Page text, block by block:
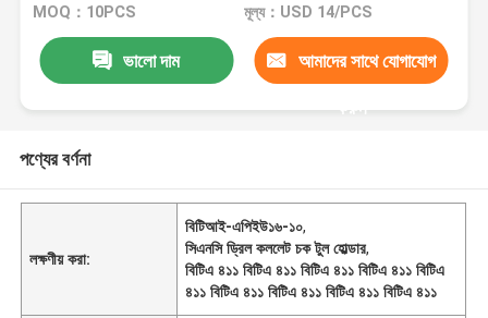
MOQ：10PCS মূল্য：USD 14/PCS
ভালো দাম আমাদের সাথে যোগাযোগ
করুন
পণ্যের বর্ণনা
লক্ষণীয় করা:
বিটিআই-এপিইউ১৬-১০,
সিএনসি ড্রিল কললেট চক টুল হোল্ডার,
বিটিএ ৪১১ বিটিএ ৪১১ বিটিএ ৪১১ বিটিএ ৪১১ বিটিএ
৪১১ বিটিএ ৪১১ বিটিএ ৪১১ বিটিএ ৪১১ বিটিএ ৪১১